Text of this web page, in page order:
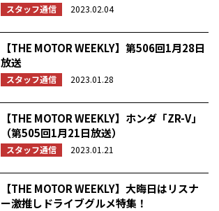
スタッフ通信 2023.02.04
【THE MOTOR WEEKLY】第506回1月28日
放送
スタッフ通信 2023.01.28
【THE MOTOR WEEKLY】ホンダ「ZR-V」
（第505回1月21日放送）
スタッフ通信 2023.01.21
【THE MOTOR WEEKLY】大晦日はリスナ
ー激推しドライブグルメ特集！